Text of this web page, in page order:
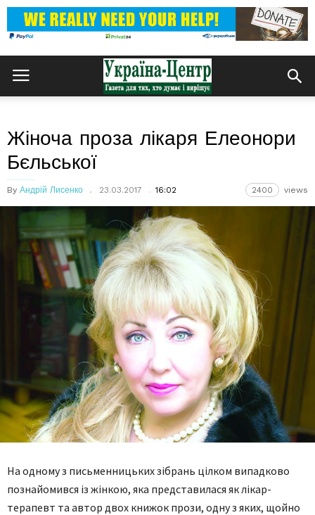
Жіноча проза лікаря Елеонори
Бєльської
By Андрій Лисенко 23.03.2017 16:02 2400 views
На одному з письменницьких зібрань цілком випадково
познайомився із жінкою, яка представилася як лікар-
терапевт та автор двох книжок прози, одну з яких, щойно